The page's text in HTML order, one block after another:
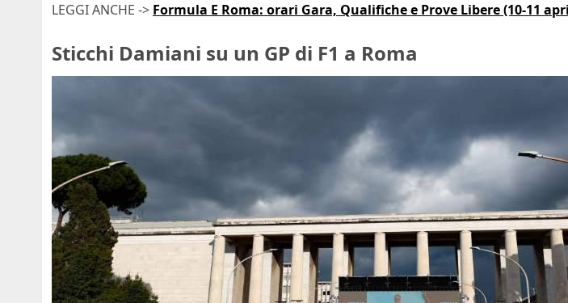
LEGGI ANCHE -> Formula E Roma: orari Gara, Qualifiche e Prove Libere (10-11
Sticchi Damiani su un GP di F1 a Roma